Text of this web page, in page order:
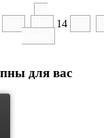
14
конец
для вас